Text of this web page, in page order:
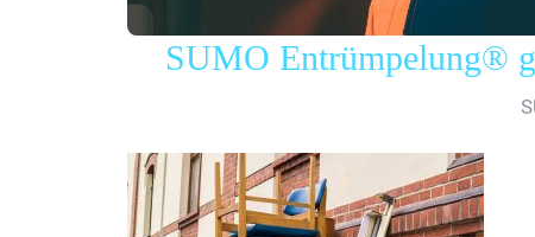
SUMO Entrümpelung®